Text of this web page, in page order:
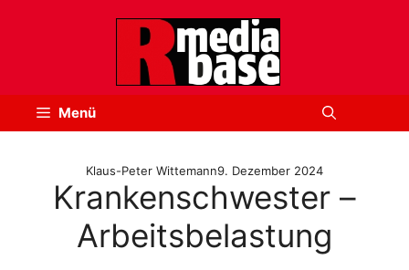
Menü
Klaus-Peter Wittemann9. Dezember 2024
Krankenschwester –
Arbeitsbelastung